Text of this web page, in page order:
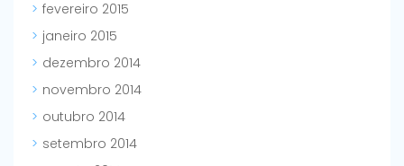
fevereiro 2015
janeiro 2015
dezembro 2014
novembro 2014
outubro 2014
setembro 2014